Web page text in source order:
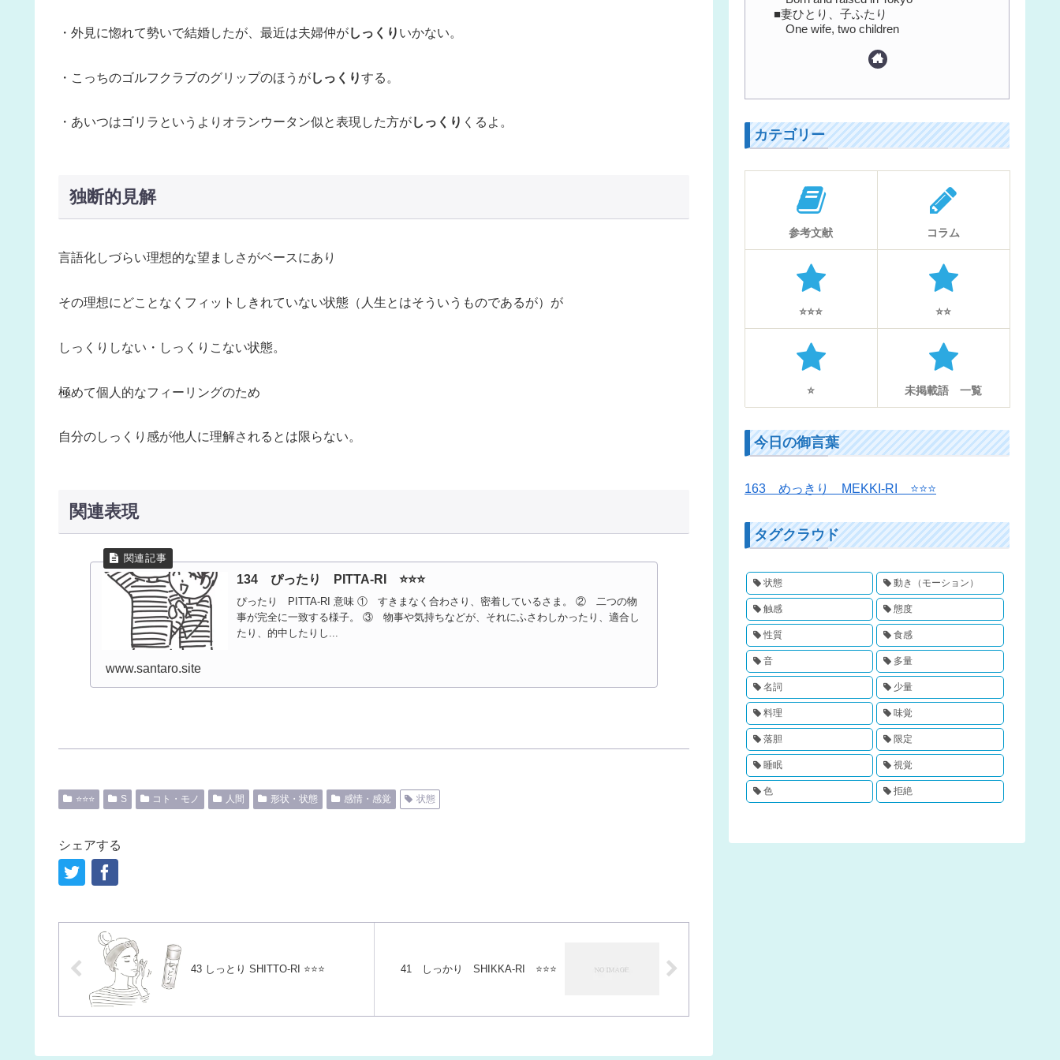
・外見に惚れて勢いで結婚したが、最近は夫婦仲がしっくり いかない。
・こっちのゴルフクラブのグリップのほうがしっくりする。
・あいつはゴリラというよりオランウータン似と表現した方がしっくり くるよ。
独断的見解
言語化しづらい理想的な望ましさがベースにあり
その理想にどことなくフィットしきれていない状態（人生とはそういうものであるが）が
しっくりしない・しっくりこない状態。
極めて個人的なフィーリングのため
自分のしっくり感が他人に理解されるとは限らない。
関連表現
134 ぴったり PITTA-RI ⭐️⭐️⭐️
ぴったり PITTA-RI 意味 ① すきまなく合わさり、密着しているさま。 ② 二つの物
事が完全に一致する様子。 ③ 物事や気持ちなどが、それにふさわしかったり、適合し
たり、的中したりし...
www.santaro.site
⭐️⭐️⭐️ S コト・モノ 人間 形状・状態 感情・感覚 状態
シェアする
43 しっとり SHITTO-RI ⭐️⭐️⭐️ 41 しっかり SHIKKA-RI ⭐️⭐️⭐️
■妻ひとり、子ふたり
One wife, two children
カテゴリー
参考文献 コラム
⭐️⭐️⭐️ ⭐️⭐️
⭐️ 未掲載語 一覧
今日の御言葉
163 めっきり MEKKI-RI ⭐️⭐️⭐️
タグクラウド
状態 動き（モーション）
触感 態度
性質 食感
音 多量
名詞 少量
料理 味覚
落胆 限定
睡眠 視覚
色 拒絶